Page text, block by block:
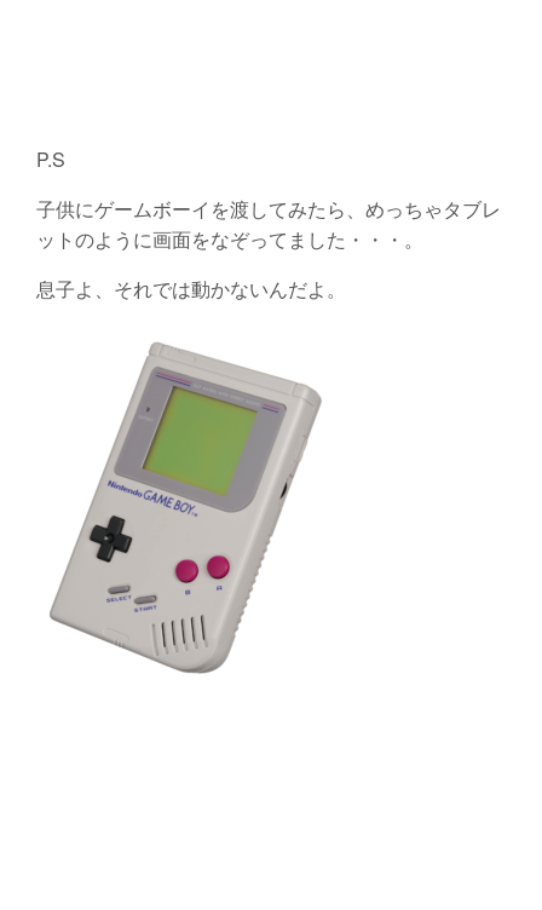
P.S
子供にゲームボーイを渡してみたら、めっちゃタブレ
ットのように画面をなぞってました・・・。
息子よ、それでは動かないんだよ。